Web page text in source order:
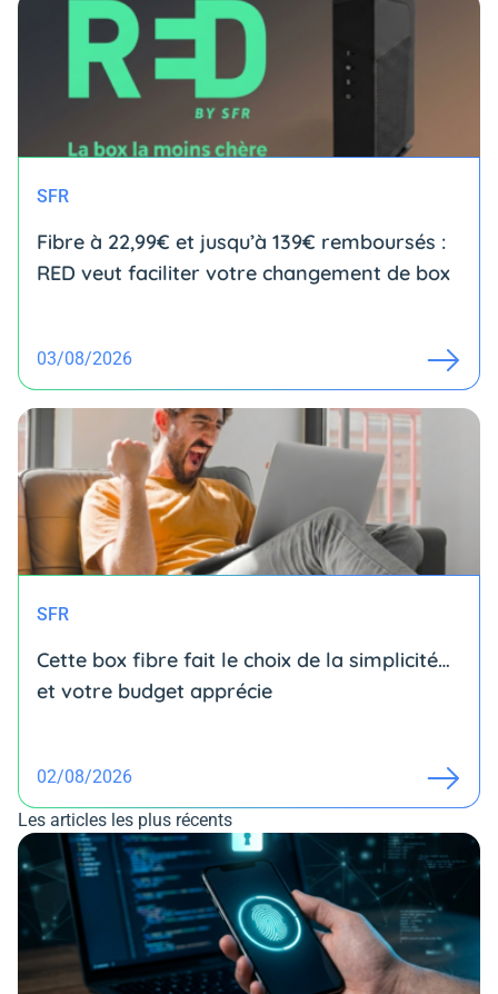
SFR
Fibre à 22,99€ et jusqu’à 139€ remboursés :
RED veut faciliter votre changement de box
03/08/2026
SFR
Cette box fibre fait le choix de la simplicité…
et votre budget apprécie
02/08/2026
Les articles les plus récents